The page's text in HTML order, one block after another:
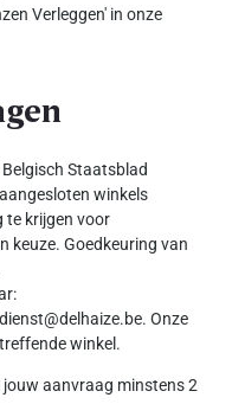
Verleggen' in onze
Staatsblad
winkels
te krijgen voor
keuze. Goedkeuring van
Onze
winkel.
aanvraag minstens 2